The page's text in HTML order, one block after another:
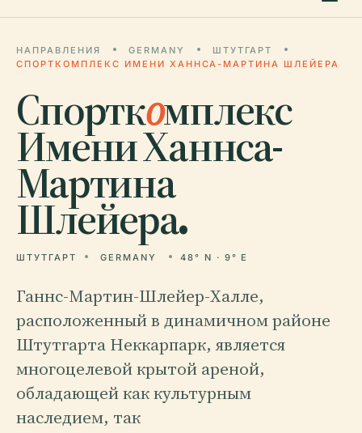
НАПРАВЛЕНИЯ GERMANY
ШТУТГАРТ
СПОРТКОМПЛЕКС ИМЕНИ ХАННСА-МАРТИНА ШЛЕЙЕРА
Спорткомплекс
Имени Ханнса-
Мартина
Шлейера.
ШТУТГАРТ GERMANY 48° N · 9° E
Ганнс-Мартин-Шлейер-Халле,
расположенный в динамичном районе
Штутгарта Неккарпарк, является
многоцелевой крытой ареной,
обладающей как культурным
наследием, так